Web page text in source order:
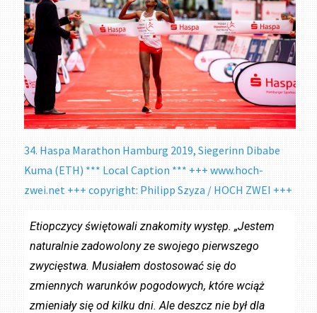
34. Haspa Marathon Hamburg 2019, Siegerinn Dibabe
Kuma (ETH) *** Local Caption *** +++ www.hoch-
zwei.net +++ copyright: Philipp Szyza / HOCH ZWEI +++
Etiopczycy świętowali znakomity występ. „Jestem
naturalnie zadowolony ze swojego pierwszego
zwycięstwa. Musiałem dostosować się do
zmiennych warunków pogodowych, które wciąż
zmieniały się od kilku dni. Ale deszcz nie był dla